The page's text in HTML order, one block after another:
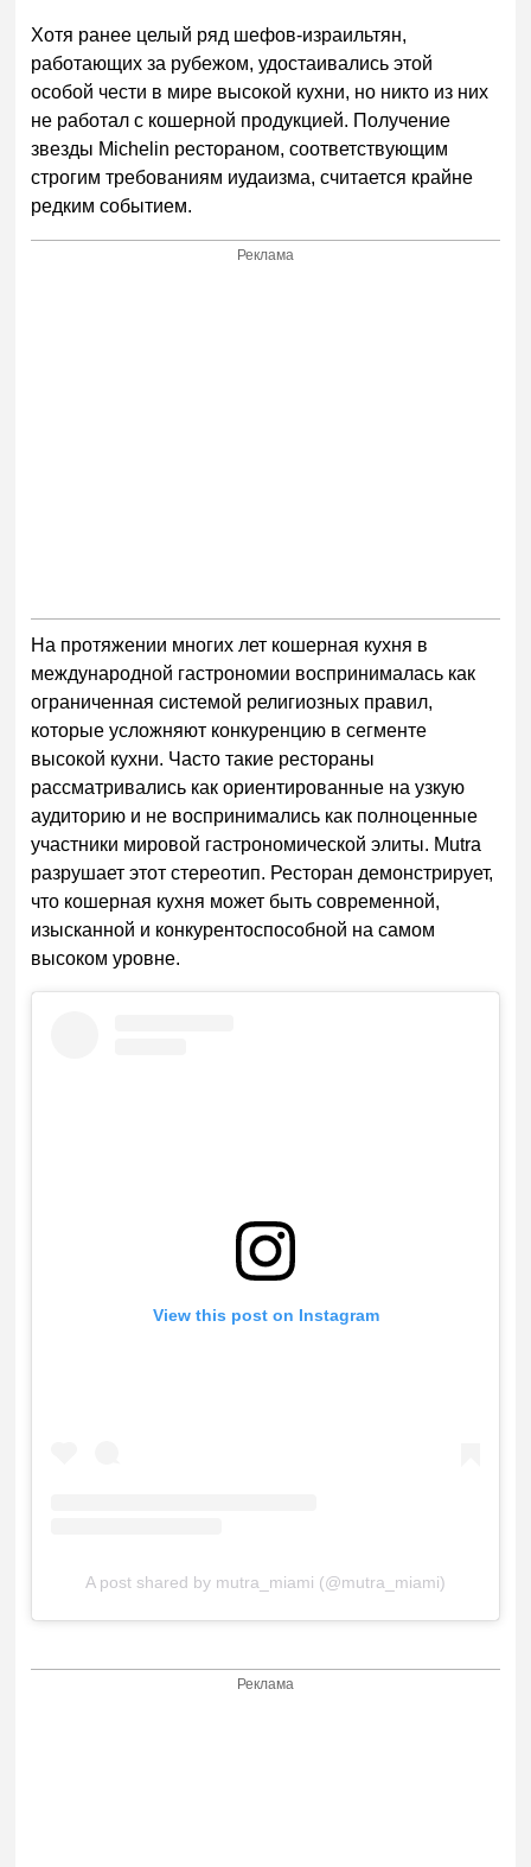
Хотя ранее целый ряд шефов-израильтян,
работающих за рубежом, удостаивались этой
особой чести в мире высокой кухни, но никто из них
не работал с кошерной продукцией. Получение
звезды Michelin рестораном, соответствующим
строгим требованиям иудаизма, считается крайне
редким событием.
Реклама
На протяжении многих лет кошерная кухня в
международной гастрономии воспринималась как
ограниченная системой религиозных правил,
которые усложняют конкуренцию в сегменте
высокой кухни. Часто такие рестораны
рассматривались как ориентированные на узкую
аудиторию и не воспринимались как полноценные
участники мировой гастрономической элиты. Mutra
разрушает этот стереотип. Ресторан демонстрирует,
что кошерная кухня может быть современной,
изысканной и конкурентоспособной на самом
высоком уровне.
View this post on Instagram
A post shared by mutra_miami (@mutra_miami)
Реклама